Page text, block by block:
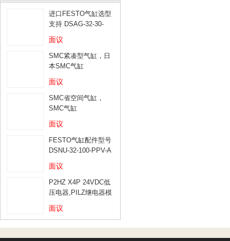
进口FESTO气缸选型
支持 DSAG-32-30-
PPV-A
面议
SMC紧凑型气缸，日
本SMC气缸
面议
SMC省空间气缸，
SMC气缸
面议
FESTO气缸配件型号
DSNU-32-100-PPV-A
面议
P2HZ X4P 24VDC低
压电器,PILZ继电器模
面议